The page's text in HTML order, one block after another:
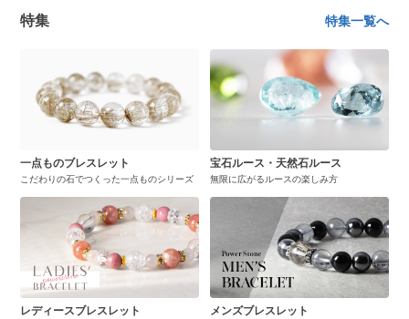
特集 特集一覧へ
一点ものブレスレット
こだわりの石でつくった一点ものシリーズ
宝石ルース・天然石ルース
無限に広がるルースの楽しみ方
レディースブレスレット メンズブレスレット